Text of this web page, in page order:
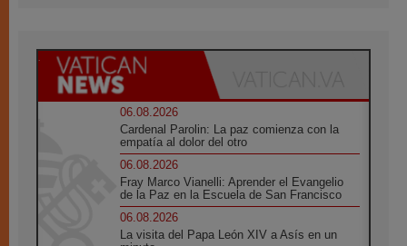
06.08.2026
Cardenal Parolin: La paz comienza con la
empatía al dolor del otro
06.08.2026
Fray Marco Vianelli: Aprender el Evangelio
de la Paz en la Escuela de San Francisco
06.08.2026
La visita del Papa León XIV a Asís en un